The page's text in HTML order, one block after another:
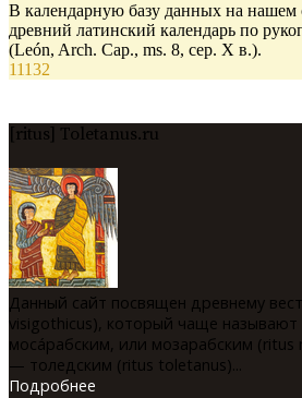
В календарную базу данных на нашем
древний латинский календарь по
(León, Arch. Cap., ms. 8, сер. X в.).
11132
[ritus] Toletanus.ru
Данный сайт посвящен древнему
visigothicus), который чаще
мосáрабским, или мозарабским (ritus
— толедским (ritus toletanus)...
Подробнее